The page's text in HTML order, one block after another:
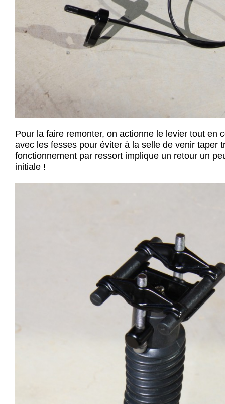
Pour la faire remonter, on actionne le levier tout en
avec les fesses pour éviter à la selle de venir taper
fonctionnement par ressort implique un retour un
initiale !